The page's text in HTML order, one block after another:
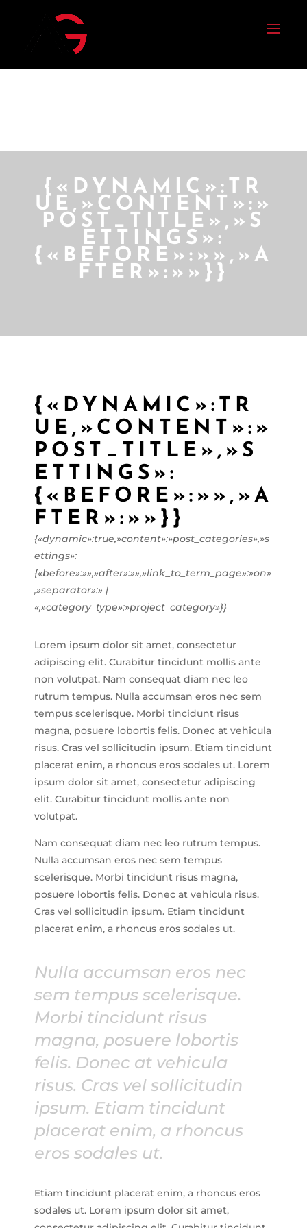
{«DYNAMIC»:TR
UE,»CONTENT»:»
POST_TITLE»,»S
ETTINGS»:
{«BEFORE»:»»,»A
FTER»:»»}}
{«DYNAMIC»:TR
UE,»CONTENT»:»
POST_TITLE»,»S
ETTINGS»:
{«BEFORE»:»»,»A
FTER»:»»}}
{«dynamic»:true,»content»:»post_categories»,»s
ettings»:
{«before»:»»,»after»:»»,»link_to_term_page»:»on»
,»separator»:» |
«,»category_type»:»project_category»}}
Lorem ipsum dolor sit amet, consectetur
adipiscing elit. Curabitur tincidunt mollis ante
non volutpat. Nam consequat diam nec leo
rutrum tempus. Nulla accumsan eros nec sem
tempus scelerisque. Morbi tincidunt risus
magna, posuere lobortis felis. Donec at vehicula
risus. Cras vel sollicitudin ipsum. Etiam tincidunt
placerat enim, a rhoncus eros sodales ut. Lorem
ipsum dolor sit amet, consectetur adipiscing
elit. Curabitur tincidunt mollis ante non
volutpat.
Nam consequat diam nec leo rutrum tempus.
Nulla accumsan eros nec sem tempus
scelerisque. Morbi tincidunt risus magna,
posuere lobortis felis. Donec at vehicula risus.
Cras vel sollicitudin ipsum. Etiam tincidunt
placerat enim, a rhoncus eros sodales ut.
Nulla accumsan eros nec
sem tempus scelerisque.
Morbi tincidunt risus
magna, posuere lobortis
felis. Donec at vehicula
risus. Cras vel sollicitudin
ipsum. Etiam tincidunt
placerat enim, a rhoncus
eros sodales ut.
Etiam tincidunt placerat enim, a rhoncus eros
sodales ut. Lorem ipsum dolor sit amet,